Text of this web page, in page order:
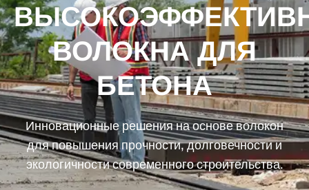
ВОЛОКНА ДЛЯ
БЕТОНА
Инновационные решения на основе волокон
для повышения прочности, долговечности и
экологичности современного строительства.